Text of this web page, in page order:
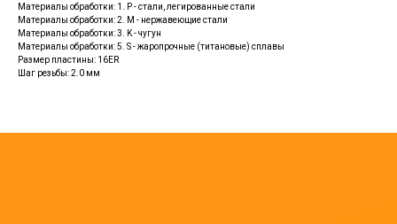
Материалы обработки: 1. P - стали, легированные стали
Материалы обработки: 2. M - нержавеющие стали
Материалы обработки: 3. K - чугун
Материалы обработки: 5. S - жаропрочные (титановые) сплавы
Размер пластины: 16ER
Шаг резьбы: 2.0 мм